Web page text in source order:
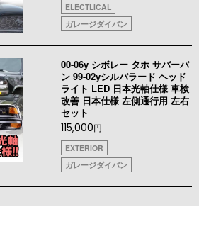
ELECTLICAL
ガレージダイバン
00-06y シボレー タホ サバーバ
ン 99-02yシルバラード ヘッド
ライト LED 日本光軸仕様 車検
改善 日本仕様 左側通行用 左右
セット
115,000円
EXTERIOR
ガレージダイバン